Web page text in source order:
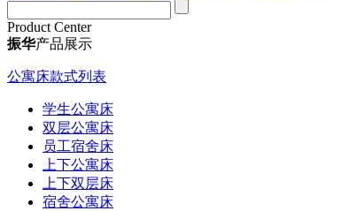
Product Center
振华产品展示
公寓床款式列表
学生公寓床
双层公寓床
员工宿舍床
上下公寓床
上下双层床
宿舍公寓床